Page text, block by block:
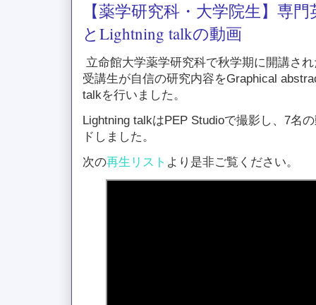
【薬学研究科・大学院生】専門
とLightning talkの動画
立命館大学薬学研究科で秋学期に開講さ
受講生が自信の研究内容をGraphical
talkを行いました。
Lightning talkはPEP Studioで撮影し、7名
ドしました。
次の再生リスト より是非ご覧ください。